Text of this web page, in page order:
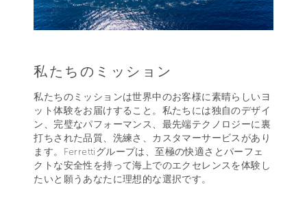
私たちのミッション
私たちのミッションは世界中のお客様に素晴らしいヨ
ット体験をお届けすること。私たちには独自のデザイ
ン、完璧なパフォーマンス、最先端テクノロジーに裏
打ちされた品質、洗練さ、カスタマーサービスがあり
ます。Ferrettiグループは、至極の快適さとパーフェ
クトな安全性を持って海上でのエクセレンスを体験し
たいと願うあなたに理想的な選択です。